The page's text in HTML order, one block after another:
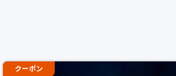
クーポン